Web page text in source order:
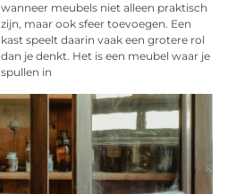
wanneer meubels niet alleen praktisch
zijn, maar ook sfeer toevoegen. Een
kast speelt daarin vaak een grotere rol
dan je denkt. Het is een meubel waar je
spullen in